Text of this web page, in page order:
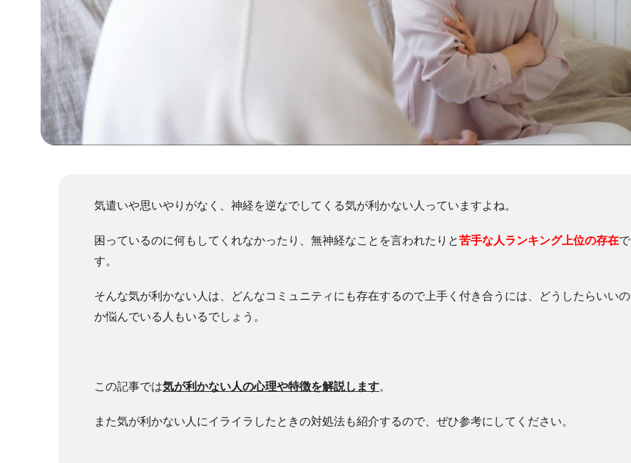
気遣いや思いやりがなく、神経を逆なでしてくる気が利かない人っていますよね。
困っているのに何もしてくれなかったり、無神経なことを言われたりと苦手な人ランキング上位の存在で
す。
そんな気が利かない人は、どんなコミュニティにも存在するので上手く付き合うには、どうしたらいいの
か悩んでいる人もいるでしょう。
この記事では気が利かない人の心理や特徴を解説します。
また気が利かない人にイライラしたときの対処法も紹介するので、ぜひ参考にしてください。